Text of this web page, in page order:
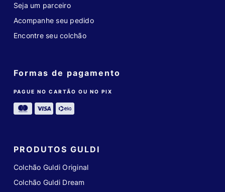
Seja um parceiro
Acompanhe seu pedido
Encontre seu colchão
Formas de pagamento
PAGUE NO CARTÃO OU NO PIX
PRODUTOS GULDI
Colchão Guldi Original
Colchão Guldi Dream